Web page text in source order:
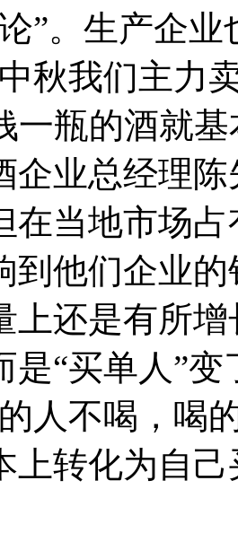
”。生产企
秋我们主力
一瓶的酒就
企业总经理
在当地市场
到他们企业
上还是有所
是“买单人”
人不喝，喝
上转化为自